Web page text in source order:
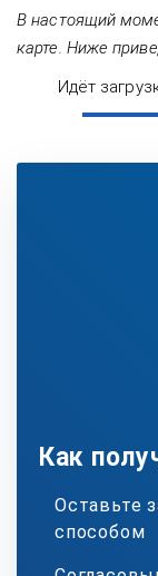
В настоящий
карте. Ниже
Идёт
Как
Оставьте
способом